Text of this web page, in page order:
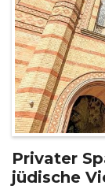
Privater
jüdische